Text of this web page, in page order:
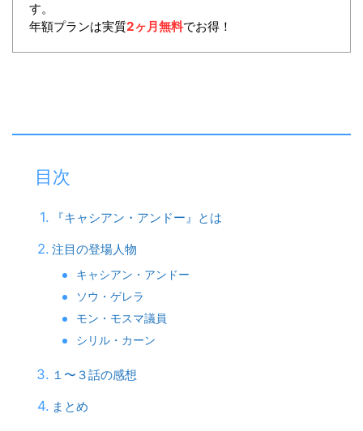
す。
年額プランは実質2ヶ月無料でお得！
目次
『キャシアン・アンドー』とは
注目の登場人物
キャシアン・アンドー
ソウ・ゲレラ
モン・モスマ議員
シリル・カーン
１〜３話の感想
まとめ